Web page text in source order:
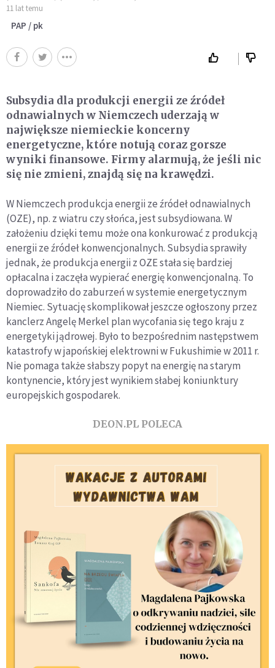
11 lat temu
PAP / pk
Subsydia dla produkcji energii ze źródeł
odnawialnych w Niemczech uderzają w
największe niemieckie koncerny
energetyczne, które notują coraz gorsze
wyniki finansowe. Firmy alarmują, że jeśli nic
się nie zmieni, znajdą się na krawędzi.
W Niemczech produkcja energii ze źródeł odnawialnych
(OZE), np. z wiatru czy słońca, jest subsydiowana. W
założeniu dzięki temu może ona konkurować z produkcją
energii ze źródeł konwencjonalnych. Subsydia sprawiły
jednak, że produkcja energii z OZE stała się bardziej
opłacalna i zaczęła wypierać energię konwencjonalną. To
doprowadziło do zaburzeń w systemie energetycznym
Niemiec. Sytuację skomplikował jeszcze ogłoszony przez
kanclerz Angelę Merkel plan wycofania się tego kraju z
energetyki jądrowej. Było to bezpośrednim następstwem
katastrofy w japońskiej elektrowni w Fukushimie w 2011 r.
Nie pomaga także słabszy popyt na energię na starym
kontynencie, który jest wynikiem słabej koniunktury
europejskich gospodarek.
DEON.PL POLECA